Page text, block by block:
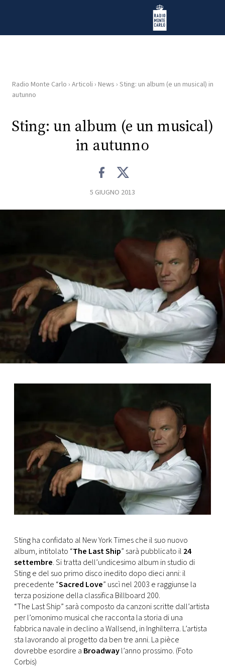
Radio Monte Carlo
HOME
RADIO
CONCORSI
EVENTI
VIDEO
TV
CONSIGLIA
Radio Monte Carlo › Articoli › News › Sting: un album (e un musical) in
autunno
Sting: un album (e un musical)
in autunno
5 GIUGNO 2013
Sting ha confidato al New York Times che il suo nuovo
album, intitolato “The Last Ship” sarà pubblicato il 24
settembre. Si tratta dell’undicesimo album in studio di
Sting e del suo primo disco inedito dopo dieci anni: il
precedente “Sacred Love” uscì nel 2003 e raggiunse la
terza posizione della classifica Billboard 200.
“The Last Ship” sarà composto da canzoni scritte dall’artista
per l’omonimo musical che racconta la storia di una
fabbrica navale in declino a Wallsend, in Inghilterra. L’artista
sta lavorando al progetto da ben tre anni. La pièce
dovrebbe esordire a Broadwayl’anno prossimo. (Foto
Corbis)